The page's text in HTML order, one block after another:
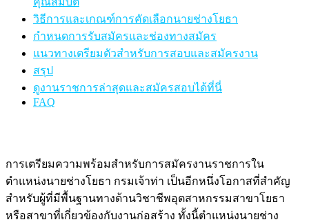
วิธีการและเกณฑ์การคัดเลือกนายช่างโยธา
กำหนดการรับสมัครและช่องทางสมัคร
แนวทางเตรียมตัวสำหรับการสอบและสมัครงาน
สรุป
ดูงานราชการล่าสุดและสมัครสอบได้ที่นี่
FAQ
การเตรียมความพร้อมสำหรับการสมัครงานราชการใน
ตำแหน่งนายช่างโยธา กรมเจ้าท่า เป็นอีกหนึ่งโอกาสที่สำคัญ
สำหรับผู้ที่มีพื้นฐานทางด้านวิชาชีพอุตสาหกรรมสาขาโยธา
หรือสาขาที่เกี่ยวข้องกับงานก่อสร้าง ทั้งนี้ตำแหน่งนายช่าง